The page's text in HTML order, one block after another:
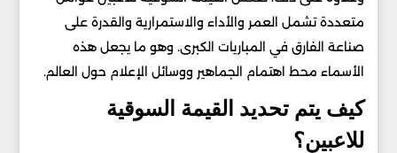
متعددة تشمل العمر والأداء والاستمرارية والقدرة على
صناعة الفارق في المباريات الكبرى. وهو ما يجعل هذه
الأسماء محط اهتمام الجماهير ووسائل الإعلام حول العالم.
كيف يتم تحديد القيمة السوقية
للاعبين؟